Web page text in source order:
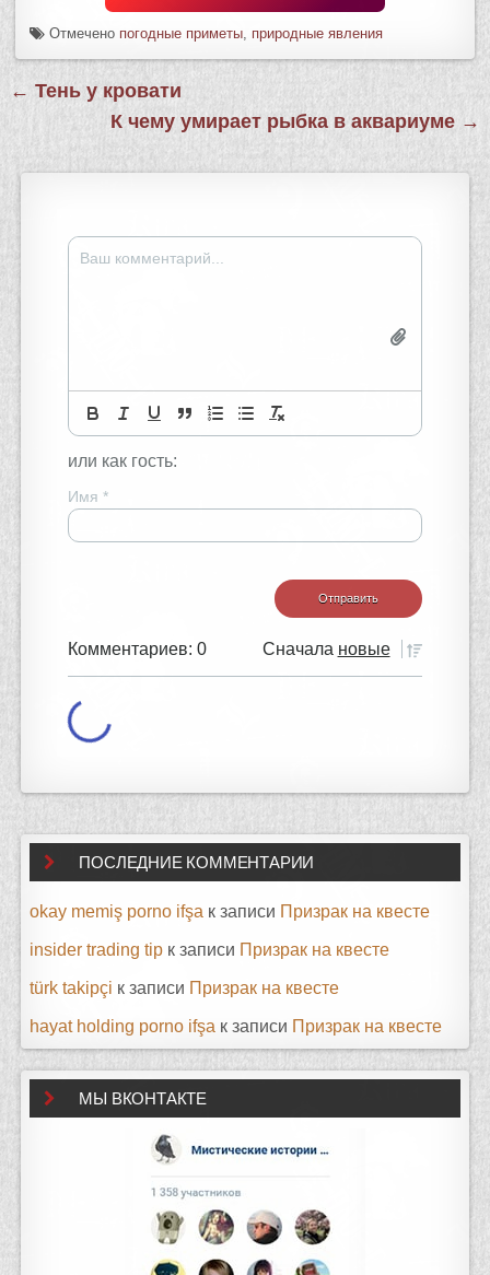
Отмечено погодные приметы, природные явления
Навигация
← Тень у кровати
К чему умирает рыбка в аквариуме →
или как гость:
Имя *
Комментариев: 0 Сначала новые
ПОСЛЕДНИЕ КОММЕНТАРИИ
okay memiş porno ifşa к записи Призрак на квесте
insider trading tip к записи Призрак на квесте
türk takipçi к записи Призрак на квесте
hayat holding porno ifşa к записи Призрак на квесте
МЫ ВКОНТАКТЕ